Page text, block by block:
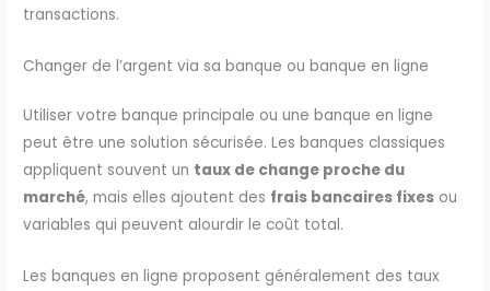
transactions.
Changer de l’argent via sa banque ou banque en ligne
Utiliser votre banque principale ou une banque en ligne
peut être une solution sécurisée. Les banques classiques
appliquent souvent un taux de change proche du
marché, mais elles ajoutent des frais bancaires fixes ou
variables qui peuvent alourdir le coût total.
Les banques en ligne proposent généralement des taux